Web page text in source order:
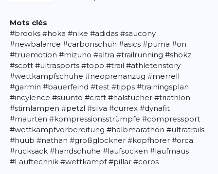
Mots clés
#brooks #hoka #nike #adidas #saucony
#newbalance #carbonschuh #asics #puma #on
#truemotion #mizuno #altra #trailrunning #shokz
#scott #ultrasports #topo #trail #athletenstory
#wettkampfschuhe #neoprenanzug #merrell
#garmin #bauerfeind #test #tipps #trainingsplan
#incylence #suunto #craft #halstücher #triathlon
#stirnlampen #petzl #silva #currex #dynafit
#maurten #kompressionsstrümpfe #compressport
#wettkampfvorbereitung #halbmarathon #ultratrails
#huub #nathan #großglockner #kopfhörer #orca
#rucksack #handschuhe #laufsocken #laufmaus
#Lauftechnik #wettkampf#pillar #coros